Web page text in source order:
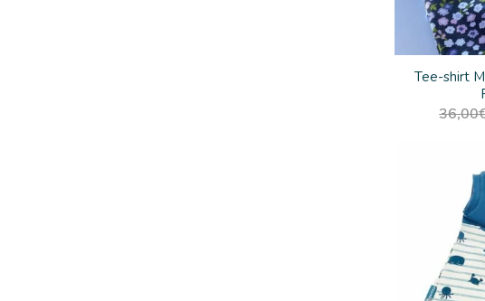
Tee-shirt
36,00